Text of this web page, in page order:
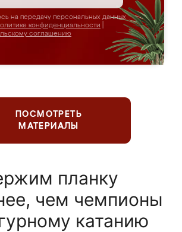
на передачу персональных данных
конфиденциальности
соглашению
ПОСМОТРЕТЬ
МАТЕРИАЛЫ
планку
чем чемпионы
катанию